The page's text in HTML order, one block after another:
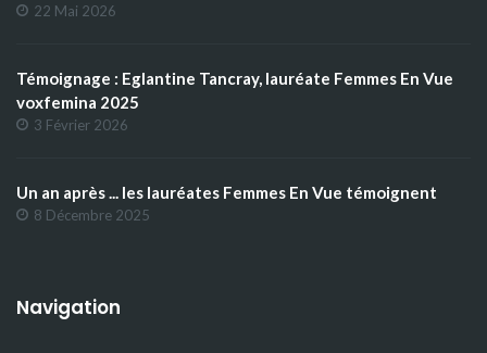
22 Mai 2026
Témoignage : Eglantine Tancray, lauréate Femmes En Vue
voxfemina 2025
3 Février 2026
Un an après ... les lauréates Femmes En Vue témoignent
8 Décembre 2025
Navigation